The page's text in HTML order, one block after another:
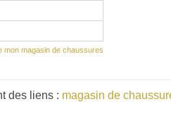
mon magasin de chaussures
des liens : magasin de